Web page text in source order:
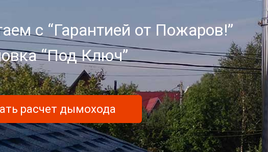
с “Гарантией от Пожаров!”
“Под Ключ”
расчет дымохода